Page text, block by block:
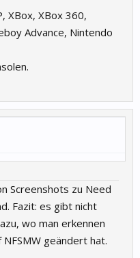
XBox, XBox 360,
Advance, Nintendo
Screenshots zu Need
Fazit: es gibt nicht
wo man erkennen
geändert hat.